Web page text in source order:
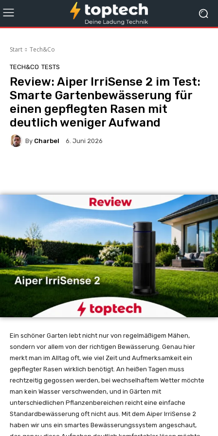
Start Tech&Co
TECH&CO TESTS
Review: Aiper IrriSense 2 im Test:
Smarte Gartenbewässerung für
einen gepflegten Rasen mit
deutlich weniger Aufwand
By Charbel 6. Juni 2026
Ein schöner Garten lebt nicht nur von regelmäßigem Mähen,
sondern vor allem von der richtigen Bewässerung. Genau hier
merkt man im Alltag oft, wie viel Zeit und Aufmerksamkeit ein
gepflegter Rasen wirklich benötigt. An heißen Tagen muss
rechtzeitig gegossen werden, bei wechselhaftem Wetter möchte
man kein Wasser verschwenden, und in Gärten mit
unterschiedlichen Pflanzenbereichen reicht eine einfache
Standardbewässerung oft nicht aus. Mit dem Aiper IrriSense 2
haben wir uns ein smartes Bewässerungssystem angeschaut,